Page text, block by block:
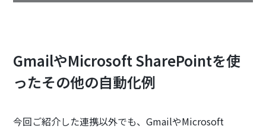
GmailやMicrosoft SharePointを使
ったその他の自動化例
今回ご紹介した連携以外でも、GmailやMicrosoft